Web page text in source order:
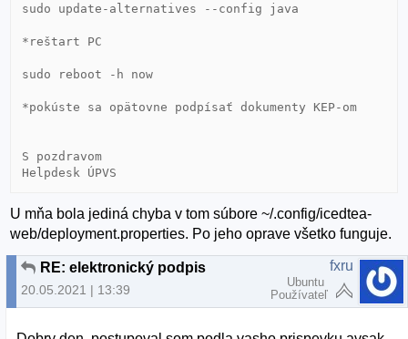
sudo update-alternatives --config java
*reštart PC
sudo reboot -h now
*pokúste sa opätovne podpísať dokumenty KEP-om
S pozdravom
Helpdesk ÚPVS
U mňa bola jediná chyba v tom súbore ~/.config/icedtea-
web/deployment.properties. Po jeho oprave všetko funguje.
RE: elektronický podpis
20.05.2021 | 13:39
fxru
Ubuntu
Používateľ